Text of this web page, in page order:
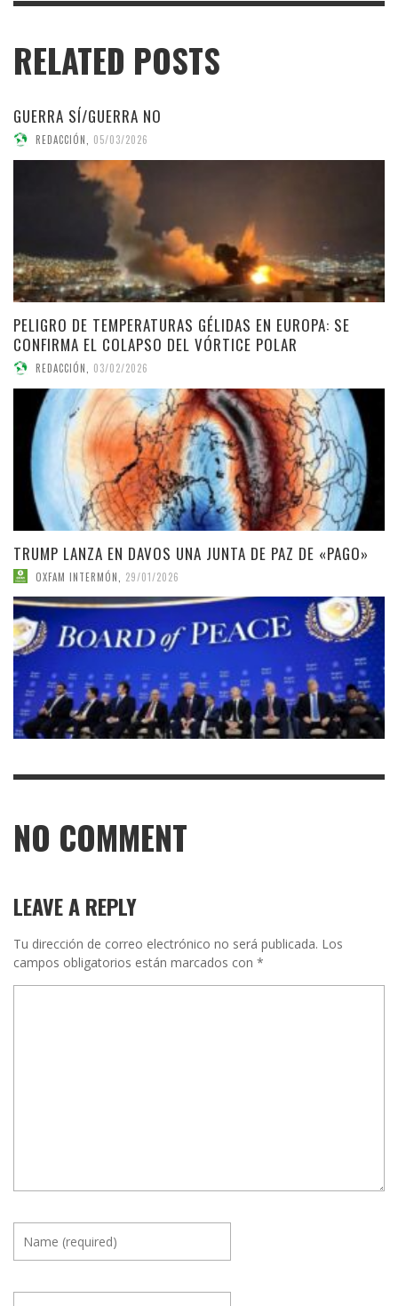
RELATED POSTS
GUERRA SÍ/GUERRA NO
REDACCIÓN 05/03/2026
PELIGRO DE TEMPERATURAS GÉLIDAS EN EUROPA: SE
CONFIRMA EL COLAPSO DEL VÓRTICE POLAR
REDACCIÓN 03/02/2026
TRUMP LANZA EN DAVOS UNA JUNTA DE PAZ DE «PAGO»
OXFAM INTERMÓN 29/01/2026
NO COMMENT
LEAVE A REPLY
Tu dirección de correo electrónico no será publicada. Los
campos obligatorios están marcados con *